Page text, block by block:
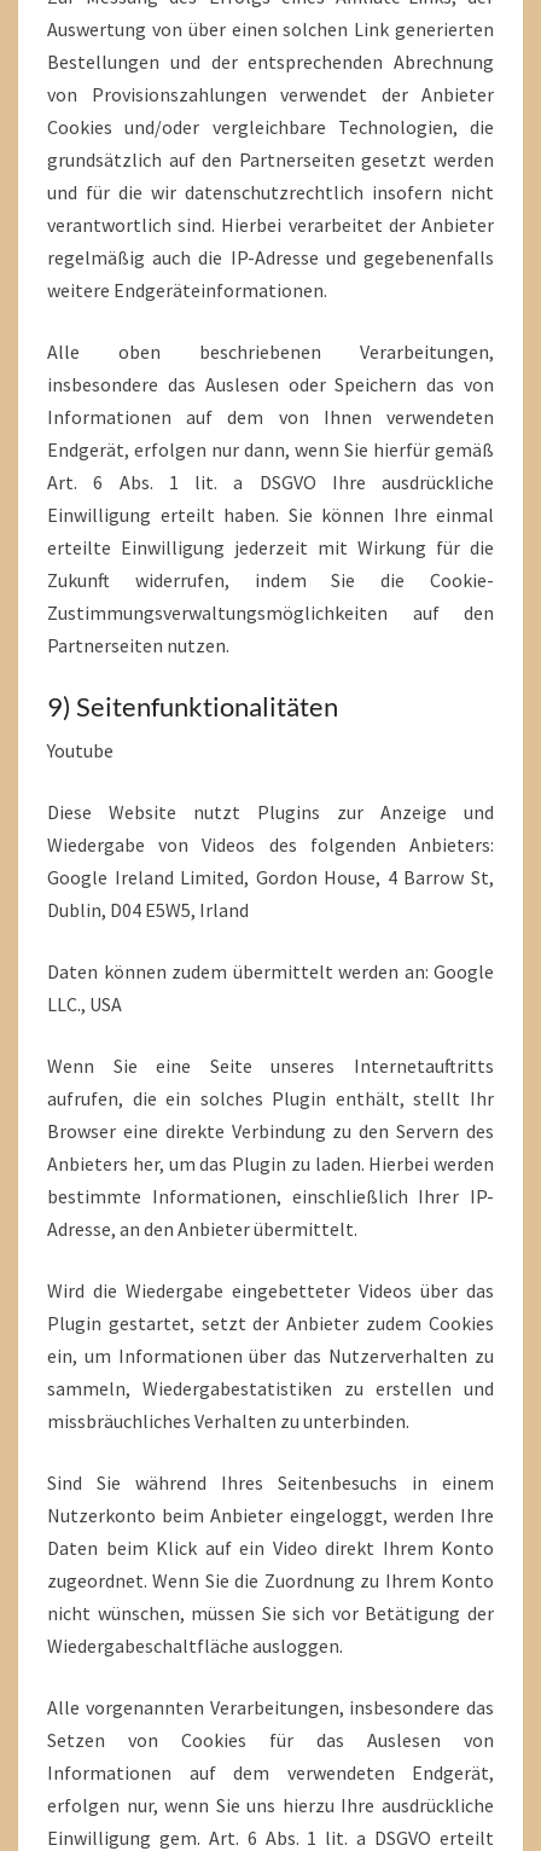
Auswertung von über einen solchen Link generierten
Bestellungen und der entsprechenden Abrechnung
von Provisionszahlungen verwendet der Anbieter
Cookies und/oder vergleichbare Technologien, die
grundsätzlich auf den Partnerseiten gesetzt werden
und für die wir datenschutzrechtlich insofern nicht
verantwortlich sind. Hierbei verarbeitet der Anbieter
regelmäßig auch die IP-Adresse und gegebenenfalls
weitere Endgeräteinformationen.
Alle oben beschriebenen Verarbeitungen,
insbesondere das Auslesen oder Speichern das von
Informationen auf dem von Ihnen verwendeten
Endgerät, erfolgen nur dann, wenn Sie hierfür gemäß
Art. 6 Abs. 1 lit. a DSGVO Ihre ausdrückliche
Einwilligung erteilt haben. Sie können Ihre einmal
erteilte Einwilligung jederzeit mit Wirkung für die
Zukunft widerrufen, indem Sie die Cookie-
Zustimmungsverwaltungsmöglichkeiten auf den
Partnerseiten nutzen.
9) Seitenfunktionalitäten
Youtube
Diese Website nutzt Plugins zur Anzeige und
Wiedergabe von Videos des folgenden Anbieters:
Google Ireland Limited, Gordon House, 4 Barrow St,
Dublin, D04 E5W5, Irland
Daten können zudem übermittelt werden an: Google
LLC., USA
Wenn Sie eine Seite unseres Internetauftritts
aufrufen, die ein solches Plugin enthält, stellt Ihr
Browser eine direkte Verbindung zu den Servern des
Anbieters her, um das Plugin zu laden. Hierbei werden
bestimmte Informationen, einschließlich Ihrer IP-
Adresse, an den Anbieter übermittelt.
Wird die Wiedergabe eingebetteter Videos über das
Plugin gestartet, setzt der Anbieter zudem Cookies
ein, um Informationen über das Nutzerverhalten zu
sammeln, Wiedergabestatistiken zu erstellen und
missbräuchliches Verhalten zu unterbinden.
Sind Sie während Ihres Seitenbesuchs in einem
Nutzerkonto beim Anbieter eingeloggt, werden Ihre
Daten beim Klick auf ein Video direkt Ihrem Konto
zugeordnet. Wenn Sie die Zuordnung zu Ihrem Konto
nicht wünschen, müssen Sie sich vor Betätigung der
Wiedergabeschaltfläche ausloggen.
Alle vorgenannten Verarbeitungen, insbesondere das
Setzen von Cookies für das Auslesen von
Informationen auf dem verwendeten Endgerät,
erfolgen nur, wenn Sie uns hierzu Ihre ausdrückliche
Einwilligung gem. Art. 6 Abs. 1 lit. a DSGVO erteilt